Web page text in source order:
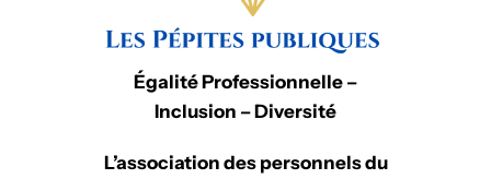
n
Égalité Professionnelle –
Inclusion – Diversité
L’association des personnels du